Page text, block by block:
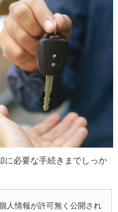
に必要な手続きまでしっか
人情報が許可無く公開され